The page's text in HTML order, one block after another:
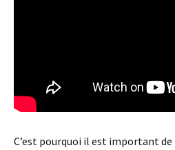
C’est pourquoi il est important